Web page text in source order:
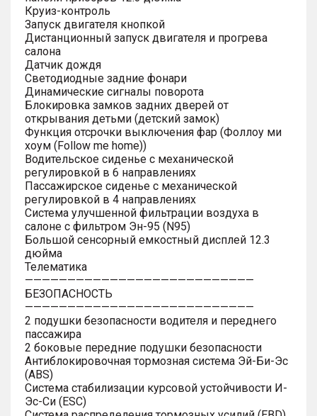
Круиз-контроль
Запуск двигателя кнопкой
Дистанционный запуск двигателя и прогрева
салона
Датчик дождя
Светодиодные задние фонари
Динамические сигналы поворота
Блокировка замков задних дверей от
открывания детьми (детский замок)
Функция отсрочки выключения фар (Фоллоу ми
хоум (Follow me home))
Водительское сиденье с механической
регулировкой в 6 направлениях
Пассажирское сиденье с механической
регулировкой в 4 направлениях
Система улучшенной фильтрации воздуха в
салоне с фильтром Эн-95 (N95)
Большой сенсорный емкостный дисплей 12.3
дюйма
Телематика
———————————————————————————
БЕЗОПАСНОСТЬ
———————————————————————————
2 подушки безопасности водителя и переднего
пассажира
2 боковые передние подушки безопасности
Антиблокировочная тормозная система Эй-Би-Эс
(ABS)
Система стабилизации курсовой устойчивости И-
Эс-Си (ESC)